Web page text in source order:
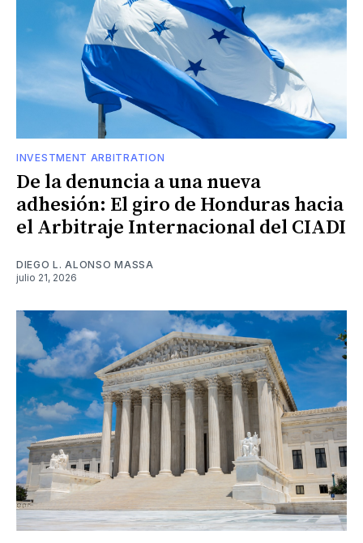
INVESTMENT ARBITRATION
De la denuncia a una nueva
adhesión: El giro de Honduras hacia
el Arbitraje Internacional del CIADI
DIEGO L. ALONSO MASSA
julio 21, 2026